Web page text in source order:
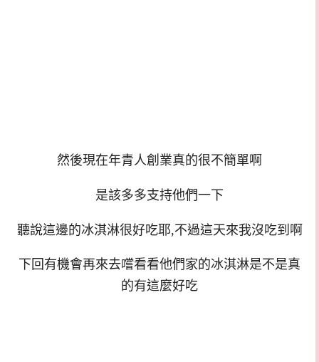
然後現在年青人創業真的很不簡單啊
是該多多支持他們一下
聽說這邊的冰淇淋很好吃耶,不過這天來我沒吃到啊
下回有機會再來去嚐看看他們家的冰淇淋是不是真
的有這麼好吃